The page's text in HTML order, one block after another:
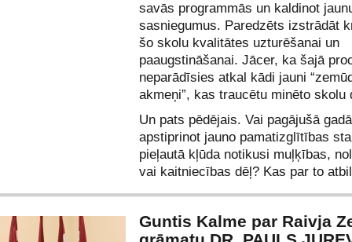
savās programmās un kaldinot
sasniegumus. Paredzēts izstrādāt
šo skolu kvalitātes uzturēšanai un
paaugstināšanai. Jācer, ka šajā
neparādīsies atkal kādi jauni
akmeņi”, kas traucētu minēto skolu
Un pats pēdējais. Vai pagājušā
apstiprinot jauno pamatizglītības
pieļautā kļūda notikusi muļķības,
vai kaitniecības dēļ? Kas par to
Guntis Kalme par Raivja